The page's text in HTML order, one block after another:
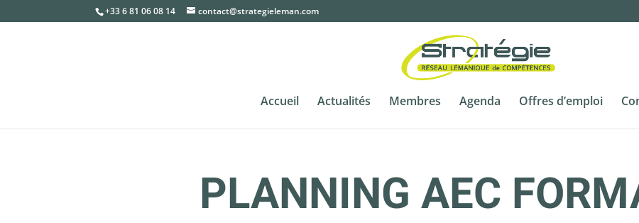
+33 6 81 06 08 14 contact@strategieleman.com
Accueil Actualités Membres Agenda Offres d’emploi
PLANNING AEC